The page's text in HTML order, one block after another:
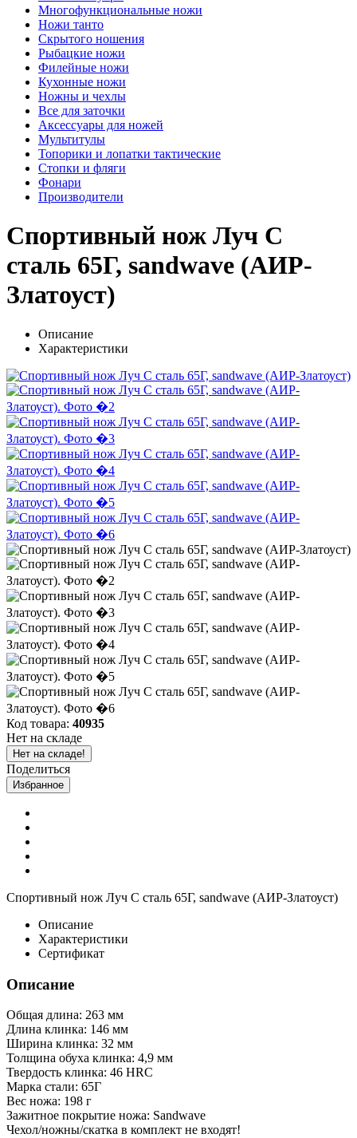
Многофункциональные ножи
Ножи танто
Скрытого ношения
Рыбацкие ножи
Филейные ножи
Кухонные ножи
Ножны и чехлы
Все для заточки
Аксессуары для ножей
Мультитулы
Топорики и лопатки тактические
Стопки и фляги
Фонари
Производители
Спортивный нож Луч С
сталь 65Г, sandwave (АИР-
Златоуст)
Описание
Характеристики
Код товара: 40935
Нет на складе
Нет на складе!
Поделиться
Избранное
Спортивный нож Луч С сталь 65Г, sandwave (АИР-Златоуст)
Описание
Характеристики
Сертификат
Описание
Общая длина: 263 мм
Длина клинка: 146 мм
Ширина клинка: 32 мм
Толщина обуха клинка: 4,9 мм
Твердость клинка: 46 HRC
Марка стали: 65Г
Вес ножа: 198 г
Зажитное покрытие ножа: Sandwave
Чехол/ножны/скатка в комплект не входят!